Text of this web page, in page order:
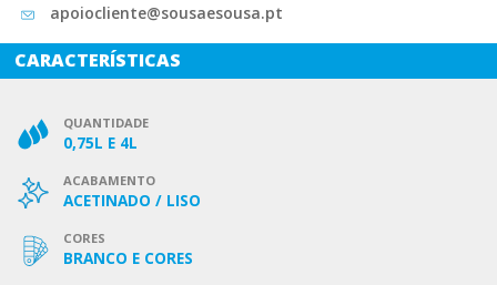
apoiocliente@sousaesousa.pt
CARACTERÍSTICAS
QUANTIDADE
0,75L E 4L
ACABAMENTO
ACETINADO / LISO
CORES
BRANCO E CORES